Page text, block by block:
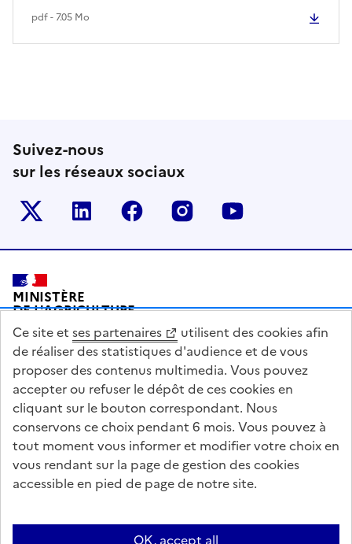
pdf - 7.05 Mo
Suivez-nous
sur les réseaux sociaux
Le ministère sur Twitter
Le ministère sur LinkedIn
Le ministère sur Facebook
Le ministère sur
Pied de page
MINISTÈRE
DE L'AGRICULTURE
DE L'AGRO-ALIMENTAIRE
ET DE LA SOUVERAINETÉ
ALIMENTAIRE
legifrance.gouv.fr
info.gouv.fr
service-public.gouv.fr
data.gouv.fr
Questions fréquentes / Contacts
Informations publiques
Ce site et ses partenaires
utilisent des cookies afin
de réaliser des statistiques d'audience et de vous
proposer des contenus multimedia. Vous pouvez
accepter ou refuser le dépôt de ces cookies en
cliquant sur le bouton correspondant. Nous
conservons ce choix pendant 6 mois. Vous pouvez à
tout moment vous informer et modifier votre choix en
vous rendant sur la page de gestion des cookies
accessible en pied de page de notre site.
OK, accept all